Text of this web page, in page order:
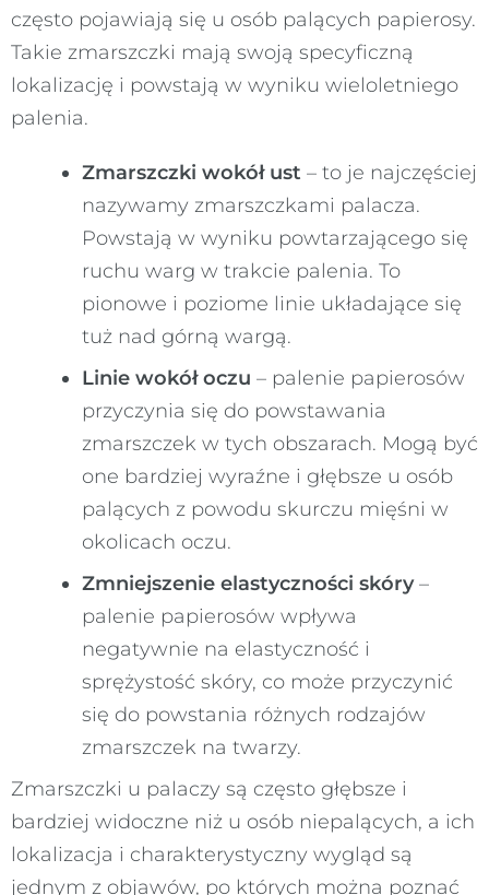
często pojawiają się u osób palących papierosy.
Takie zmarszczki mają swoją specyficzną
lokalizację i powstają w wyniku wieloletniego
palenia.
Zmarszczki wokół ust – to je najczęściej
nazywamy zmarszczkami palacza.
Powstają w wyniku powtarzającego się
ruchu warg w trakcie palenia. To
pionowe i poziome linie układające się
tuż nad górną wargą.
Linie wokół oczu – palenie papierosów
przyczynia się do powstawania
zmarszczek w tych obszarach. Mogą być
one bardziej wyraźne i głębsze u osób
palących z powodu skurczu mięśni w
okolicach oczu.
Zmniejszenie elastyczności skóry–
palenie papierosów wpływa
negatywnie na elastyczność i
sprężystość skóry, co może przyczynić
się do powstania różnych rodzajów
zmarszczek na twarzy.
Zmarszczki u palaczy są często głębsze i
bardziej widoczne niż u osób niepalących, a ich
lokalizacja i charakterystyczny wygląd są
jednym z objawów, po których można poznać